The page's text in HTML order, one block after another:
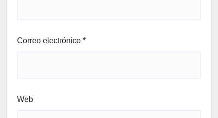
Correo electrónico *
Web